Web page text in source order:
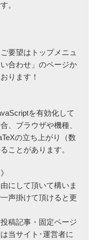
。
要望はトップメニュ
合わせ」のページか
ります！
を有効化して
、ブラウザや機種、
の立ち上がり（数
ことがあります。
にして頂いて構いま
声掛けて頂けると更
稿記事・固定ページ
当サイト･運営者に